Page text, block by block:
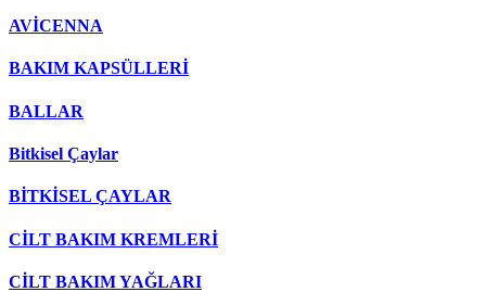
AVİCENNA
BAKIM KAPSÜLLERİ
BALLAR
Bitkisel Çaylar
BİTKİSEL ÇAYLAR
CİLT BAKIM KREMLERİ
CİLT BAKIM YAĞLARI